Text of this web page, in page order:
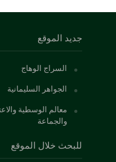
جديد الموقع
السراج الوهاج
الجواهر السليمانية
معالم الوسطية
والجماعة
للبحث خلال الموقع